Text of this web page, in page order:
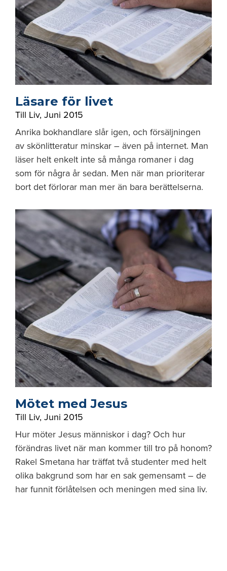
Läsare för livet
Till Liv, Juni 2015
Anrika bokhandlare slår igen, och försäljningen
av skönlitteratur minskar – även på internet. Man
läser helt enkelt inte så många romaner i dag
som för några år sedan. Men när man prioriterar
bort det förlorar man mer än bara berättelserna.
Mötet med Jesus
Till Liv, Juni 2015
Hur möter Jesus människor i dag? Och hur
förändras livet när man kommer till tro på honom?
Rakel Smetana har träffat två studenter med helt
olika bakgrund som har en sak gemensamt – de
har funnit förlåtelsen och meningen med sina liv.